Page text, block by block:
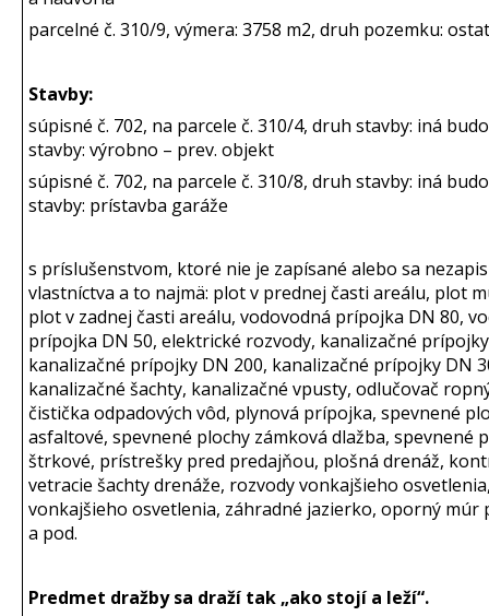
parcelné č. 310/9, výmera: 3758 m2, druh pozemku:
Stavby:
súpisné č. 702, na parcele č. 310/4, druh stavby: iná
stavby: výrobno – prev. objekt
súpisné č. 702, na parcele č. 310/8, druh stavby: iná
stavby: prístavba garáže
s príslušenstvom, ktoré nie je zapísané alebo sa
vlastníctva a to najmä: plot v prednej časti areálu, plot
plot v zadnej časti areálu, vodovodná prípojka DN 80,
prípojka DN 50, elektrické rozvody, kanalizačné
kanalizačné prípojky DN 200, kanalizačné prípojky DN
kanalizačné šachty, kanalizačné vpusty, odlučovač
čistička odpadových vôd, plynová prípojka, spevnené
asfaltové, spevnené plochy zámková dlažba, spevnené
štrkové, prístrešky pred predajňou, plošná drenáž,
vetracie šachty drenáže, rozvody vonkajšieho
vonkajšieho osvetlenia, záhradné jazierko, oporný múr
a pod.
Predmet dražby sa draží tak „ako stojí a leží“.